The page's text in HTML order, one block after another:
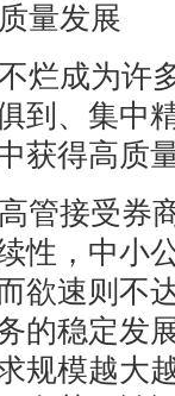
量发展
烂成为许
到、集中
获得高质
管接受券
性，中小
欲速则不
的稳定发
规模越大